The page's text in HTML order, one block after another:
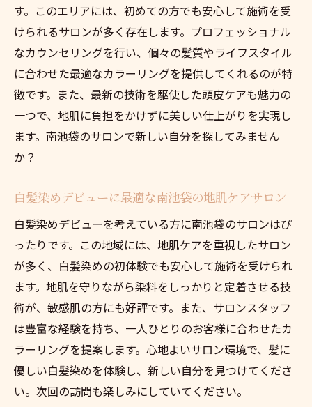
す。このエリアには、初めての方でも安心して施術を受
けられるサロンが多く存在します。プロフェッショナル
なカウンセリングを行い、個々の髪質やライフスタイル
に合わせた最適なカラーリングを提供してくれるのが特
徴です。また、最新の技術を駆使した頭皮ケアも魅力の
一つで、地肌に負担をかけずに美しい仕上がりを実現し
ます。南池袋のサロンで新しい自分を探してみません
か？
白髪染めデビューに最適な南池袋の地肌ケアサロン
白髪染めデビューを考えている方に南池袋のサロンはぴ
ったりです。この地域には、地肌ケアを重視したサロン
が多く、白髪染めの初体験でも安心して施術を受けられ
ます。地肌を守りながら染料をしっかりと定着させる技
術が、敏感肌の方にも好評です。また、サロンスタッフ
は豊富な経験を持ち、一人ひとりのお客様に合わせたカ
ラーリングを提案します。心地よいサロン環境で、髪に
優しい白髪染めを体験し、新しい自分を見つけてくださ
い。次回の訪問も楽しみにしていてください。